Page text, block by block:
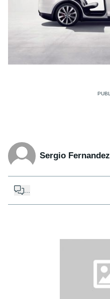
Sergio Fernandez